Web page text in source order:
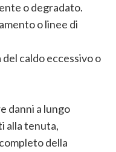
o degradato.
o linee di
caldo eccessivo o
danni a lungo
alla tenuta,
della